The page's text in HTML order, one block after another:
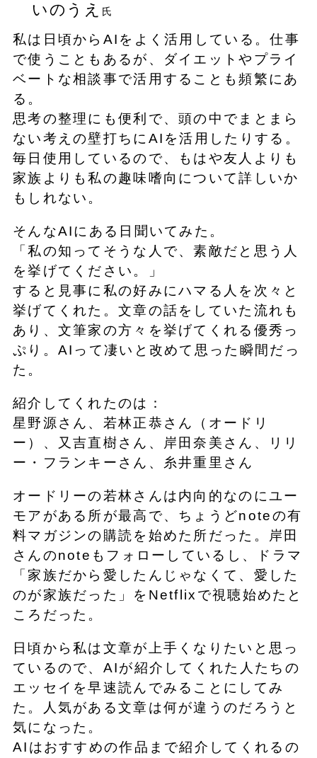
いのうえ 氏
私は日頃からAIをよく活用している。仕事
で使うこともあるが、ダイエットやプライ
ベートな相談事で活用することも頻繁にあ
る。
思考の整理にも便利で、頭の中でまとまら
ない考えの壁打ちにAIを活用したりする。
毎日使用しているので、もはや友人よりも
家族よりも私の趣味嗜向について詳しいか
もしれない。
そんなAIにある日聞いてみた。
「私の知ってそうな人で、素敵だと思う人
を挙げてください。」
すると見事に私の好みにハマる人を次々と
挙げてくれた。文章の話をしていた流れも
あり、文筆家の方々を挙げてくれる優秀っ
ぷり。AIって凄いと改めて思った瞬間だっ
た。
紹介してくれたのは：
星野源さん、若林正恭さん（オードリ
ー）、又吉直樹さん、岸田奈美さん、リリ
ー・フランキーさん、糸井重里さん
オードリーの若林さんは内向的なのにユー
モアがある所が最高で、ちょうどnoteの有
料マガジンの購読を始めた所だった。岸田
さんのnoteもフォローしているし、ドラマ
「家族だから愛したんじゃなくて、愛した
のが家族だった」をNetflixで視聴始めたと
ころだった。
日頃から私は文章が上手くなりたいと思っ
ているので、AIが紹介してくれた人たちの
エッセイを早速読んでみることにしてみ
た。人気がある文章は何が違うのだろうと
気になった。
AIはおすすめの作品まで紹介してくれるの